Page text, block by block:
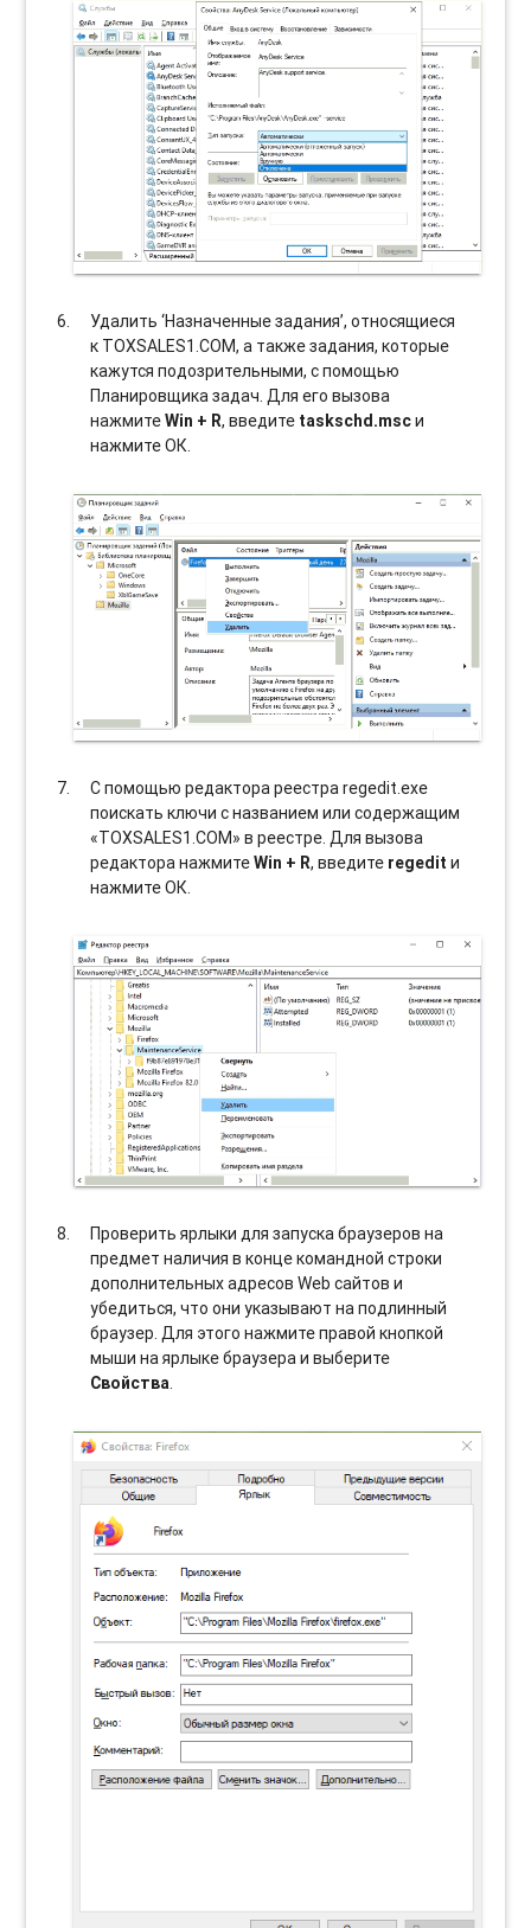
Удалить ‘Назначенные задания’, относящиеся
к TOXSALES1.COM, а также задания, которые
кажутся подозрительными, с помощью
Планировщика задач. Для его вызова
нажмитеWin + R, введите taskschd.mscи
нажмите ОК.
С помощью редактора реестра regedit.exe
поискать ключи с названием или содержащим
«TOXSALES1.COM» в реестре. Для вызова
редактора нажмитеWin + R, введите regedit и
нажмите ОК.
Проверить ярлыки для запуска браузеров на
предмет наличия в конце командной строки
дополнительных адресов Web сайтов и
убедиться, что они указывают на подлинный
браузер. Для этого нажмите правой кнопкой
мыши на ярлыке браузера и выберите
Свойства.